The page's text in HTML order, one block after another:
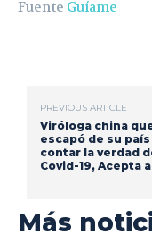
Fuente Guíame
PREVIOUS ARTICLE
Viróloga china
escapó de su
contar la verdad
Covid-19, Acepta
Más